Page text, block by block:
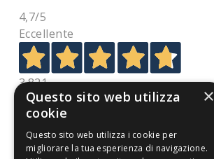
4,7/5
Eccellente
3.821
Recensioni
×
Questo sito web utilizza
cookie
Questo sito web utilizza i cookie per
migliorare la tua esperienza di navigazione.